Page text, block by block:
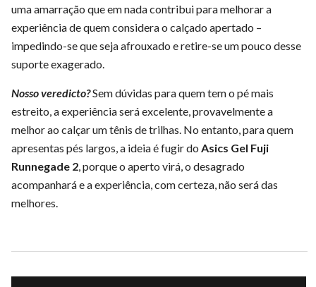
uma amarração que em nada contribui para melhorar a
experiência de quem considera o calçado apertado –
impedindo-se que seja afrouxado e retire-se um pouco desse
suporte exagerado.
Nosso veredicto?Sem dúvidas para quem tem o pé mais
estreito, a experiência será excelente, provavelmente a
melhor ao calçar um tênis de trilhas. No entanto, para quem
apresentas pés largos, a ideia é fugir do Asics Gel Fuji
Runnegade 2, porque o aperto virá, o desagrado
acompanhará e a experiência, com certeza, não será das
melhores.